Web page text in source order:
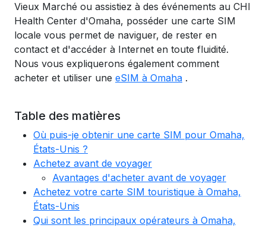
Vieux Marché ou assistiez à des événements au CHI
Health Center d'Omaha, posséder une carte SIM
locale vous permet de naviguer, de rester en
contact et d'accéder à Internet en toute fluidité.
Nous vous expliquerons également comment
acheter et utiliser une eSIM à Omaha .
Table des matières
Où puis-je obtenir une carte SIM pour Omaha,
États-Unis ?
Achetez avant de voyager
Avantages d'acheter avant de voyager
Achetez votre carte SIM touristique à Omaha,
États-Unis
Qui sont les principaux opérateurs à Omaha,